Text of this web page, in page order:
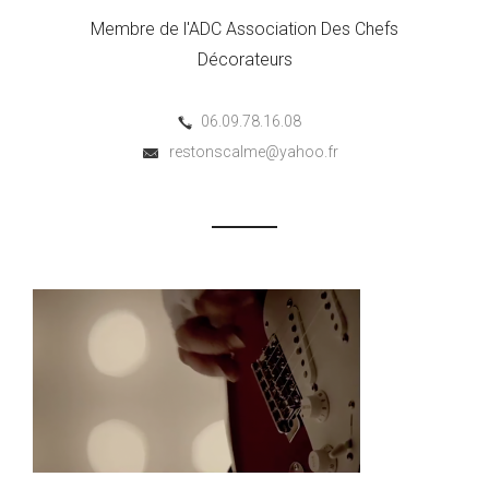
Membre de l'ADC Association Des Chefs
Décorateurs
06.09.78.16.08
restonscalme@yahoo.fr